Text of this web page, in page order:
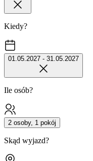
Kiedy?
01.05.2027 - 31.05.2027
Ile osób?
2 osoby, 1 pokój
Skąd wyjazd?